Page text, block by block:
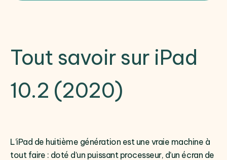
Tout savoir sur iPad
10.2 (2020)
L’iPad de huitième génération est une vraie machine à
tout faire : doté d’un puissant processeur, d’un écran de